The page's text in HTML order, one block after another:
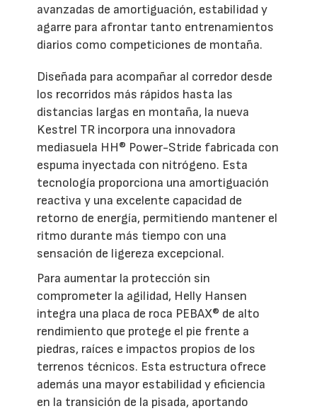
avanzadas de amortiguación, estabilidad y
agarre para afrontar tanto entrenamientos
diarios como competiciones de montaña.
Diseñada para acompañar al corredor desde
los recorridos más rápidos hasta las
distancias largas en montaña, la nueva
Kestrel TR incorpora una innovadora
mediasuela HH® Power-Stride fabricada con
espuma inyectada con nitrógeno. Esta
tecnología proporciona una amortiguación
reactiva y una excelente capacidad de
retorno de energía, permitiendo mantener el
ritmo durante más tiempo con una
sensación de ligereza excepcional.
Para aumentar la protección sin
comprometer la agilidad, Helly Hansen
integra una placa de roca PEBAX® de alto
rendimiento que protege el pie frente a
piedras, raíces e impactos propios de los
terrenos técnicos. Esta estructura ofrece
además una mayor estabilidad y eficiencia
en la transición de la pisada, aportando